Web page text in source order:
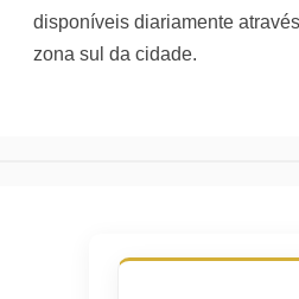
disponíveis diariamente
zona sul da cidade.